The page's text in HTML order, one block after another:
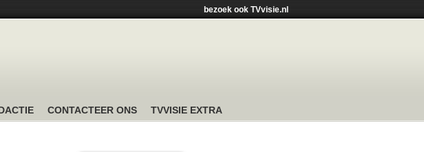
bezoek ook TVvisie.nl
CONTACTEER ONS TVVISIE EXTRA